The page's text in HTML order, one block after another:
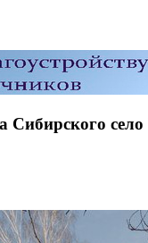
Сибирского